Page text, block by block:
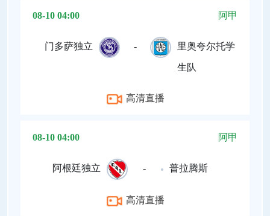
08-10 04:00 阿甲
门多萨独立 - 里奥夸尔托学
生队
高清直播
08-10 04:00 阿甲
阿根廷独立 - 普拉腾斯
高清直播